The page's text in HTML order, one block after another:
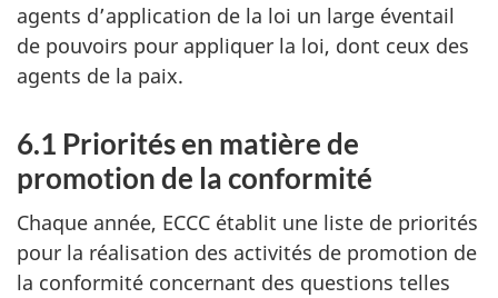
agents d’application de la loi un large éventail
de pouvoirs pour appliquer la loi, dont ceux des
agents de la paix.
6.1 Priorités en matière de
promotion de la conformité
Chaque année, ECCC établit une liste de priorités
pour la réalisation des activités de promotion de
la conformité concernant des questions telles